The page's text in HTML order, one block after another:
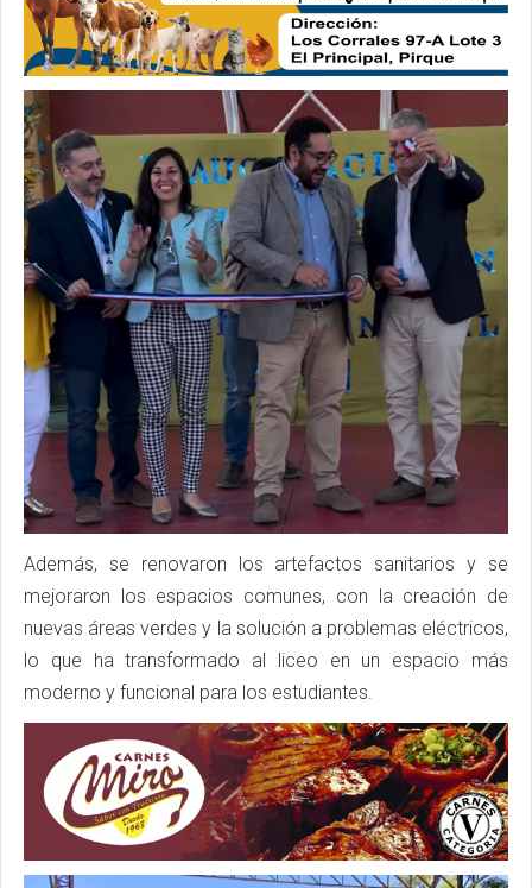
Además, se renovaron los artefactos sanitarios y se
mejoraron los espacios comunes, con la creación de
nuevas áreas verdes y la solución a problemas eléctricos,
lo que ha transformado al liceo en un espacio más
moderno y funcional para los estudiantes.